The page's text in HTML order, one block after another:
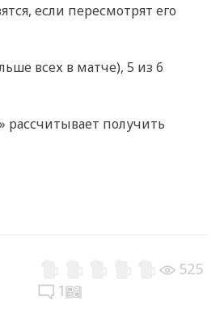
если пересмотрят его
всех в матче), 5 из 6
рассчитывает получить
525
1